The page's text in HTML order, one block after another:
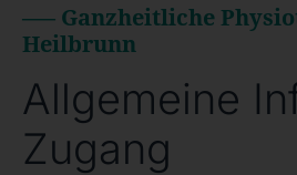
—– Ganzheitliche
Heilbrunn
Allgemeine
Zugang